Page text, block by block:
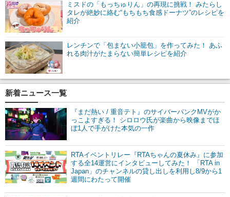
ミスドの「もっちゅりん」の再現に挑戦！ みたらし
タレが絶妙に絡む“もちもち食感ドーナツ”のレシピを
紹介
レンチンで「包まない小籠包」を作ってみた！ あふ
れる肉汁がたまらない簡単レシピを紹介
新着ニュース一覧
『まだ熱い / 重音テト』のサイバーパンクMVがか
っこよすぎる！ シロロウ氏が楽曲から映像までほ
ぼ1人で手がけた本気の一作
RTAイベントリレー『RTAちゃんの夏休み』に参加
する全14運営にインタビューしてみた！ 「RTA in
Japan」のチャンネルの貸し出しを利用し8/9から1
週間にわたって開催